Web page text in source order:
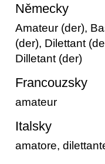
Německy
Amateur (der),
(der), Dilettant
Dilletant (der)
Francouzsky
amateur
Italsky
amatore,